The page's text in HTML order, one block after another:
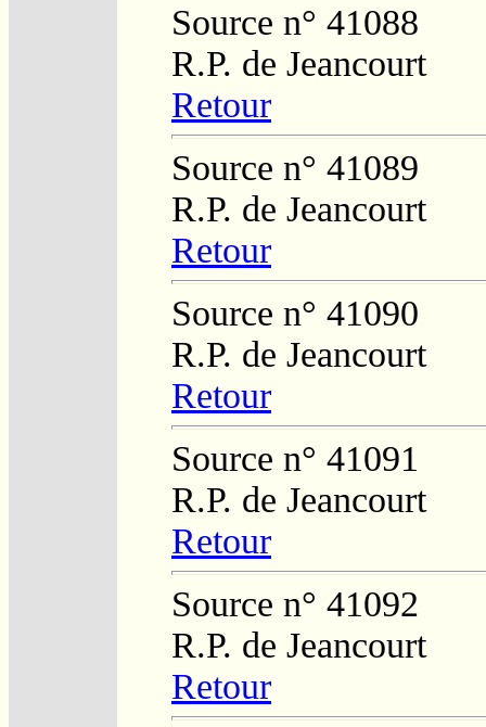
Source n° 41088
R.P. de Jeancourt
Retour
Source n° 41089
R.P. de Jeancourt
Retour
Source n° 41090
R.P. de Jeancourt
Retour
Source n° 41091
R.P. de Jeancourt
Retour
Source n° 41092
R.P. de Jeancourt
Retour